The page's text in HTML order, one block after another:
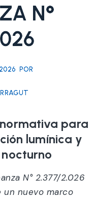
N°
POR
para
lumínica y
N° 2.377/2.026
un nuevo marco